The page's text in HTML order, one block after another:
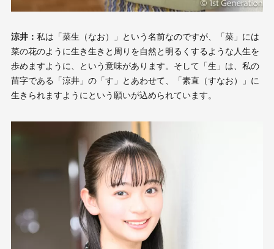
涼井： 私は「菜生（なお）」という名前なのですが、「菜」には
菜の花のように生き生きと周りを自然と明るくするような人生を
歩めますように、という意味があります。そして「生」は、私の
苗字である「涼井」の「す」とあわせて、「素直（すなお）」に
生きられますようにという願いが込められています。